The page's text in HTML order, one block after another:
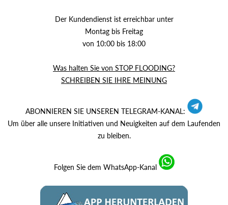
Der Kundendienst ist erreichbar unter
Montag bis Freitag
von 10:00 bis 18:00
Was halten Sie von STOP FLOODING?
SCHREIBEN SIE IHRE MEINUNG
ABONNIEREN SIE UNSEREN TELEGRAM-KANAL:
Um über alle unsere Initiativen und Neuigkeiten auf dem Laufenden
zu bleiben.
Folgen Sie dem WhatsApp-Kanal